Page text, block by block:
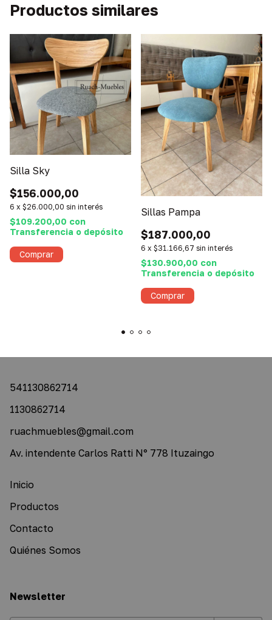
Productos similares
Silla Sky
$156.000,00
6 x $26.000,00 sin interés
$109.200,00 con
Transferencia o depósito
Comprar
Sillas Pampa
$187.000,00
6 x $31.166,67 sin interés
$130.900,00 con
Transferencia o depósito
Comprar
541130862714
1130862714
ruachmuebles@gmail.com
Av. intendente Carlos Ratti N° 778 Ituzaingo
Inicio
Productos
Contacto
Quiénes Somos
Newsletter